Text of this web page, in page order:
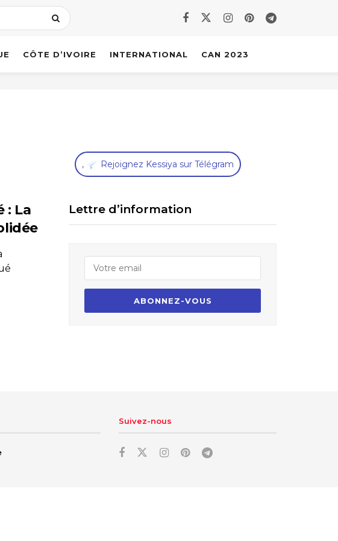
CÔTE D’IVOIRE INTERNATIONAL CAN 2023
: La
, Rejoignez Kessiya sur Télégram
Lettre d’information
Suivez-nous